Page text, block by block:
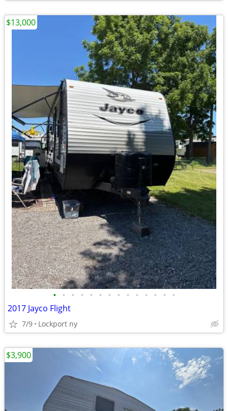
• • • • • • • • • • • • • •
2017 Jayco Flight
7/9 Lockport ny
$13,000
$3,900